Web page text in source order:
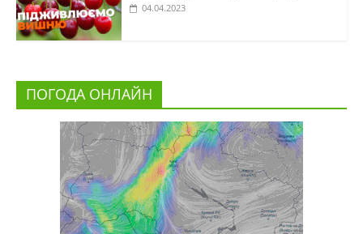
04.04.2023
ПОГОДА ОНЛАЙН